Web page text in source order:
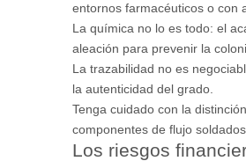
entornos farmacéuticos o con
La química no lo es todo: el
aleación para prevenir la
La trazabilidad no es
la autenticidad del grado.
Tenga cuidado con la
componentes de flujo
Los riesgos